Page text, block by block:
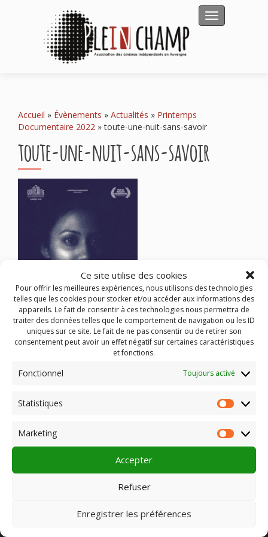
Ce site utilise des cookies
Pour offrir les meilleures expériences, nous utilisons des technologies
telles que les cookies pour stocker et/ou accéder aux informations des
appareils. Le fait de consentir à ces technologies nous permettra de
traiter des données telles que le comportement de navigation ou les ID
uniques sur ce site. Le fait de ne pas consentir ou de retirer son
consentement peut avoir un effet négatif sur certaines caractéristiques
et fonctions.
Fonctionnel Toujours activé
Statistiques
Marketing
Accepter
Refuser
Enregistrer les préférences
Afficher/
Accueil » Évènements » Actualités » Printemps
Documentaire 2022 »toute-une-nuit-sans-savoir
toute-une-nuit-sans-savoir
Pôle 22 bis impasse Bonnabaud